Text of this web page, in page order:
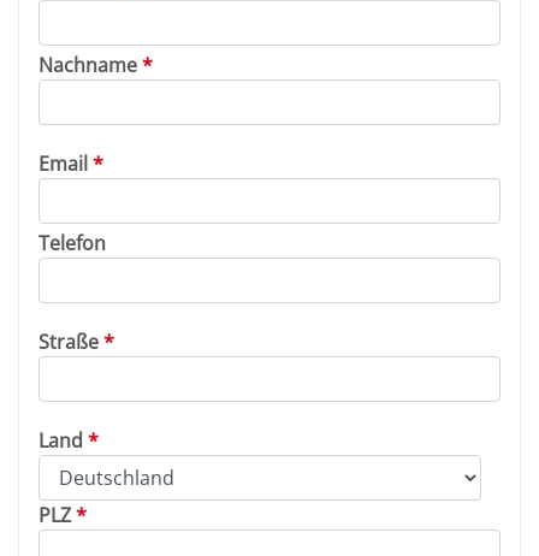
Nachname
Email
Telefon
Straße
Land
PLZ